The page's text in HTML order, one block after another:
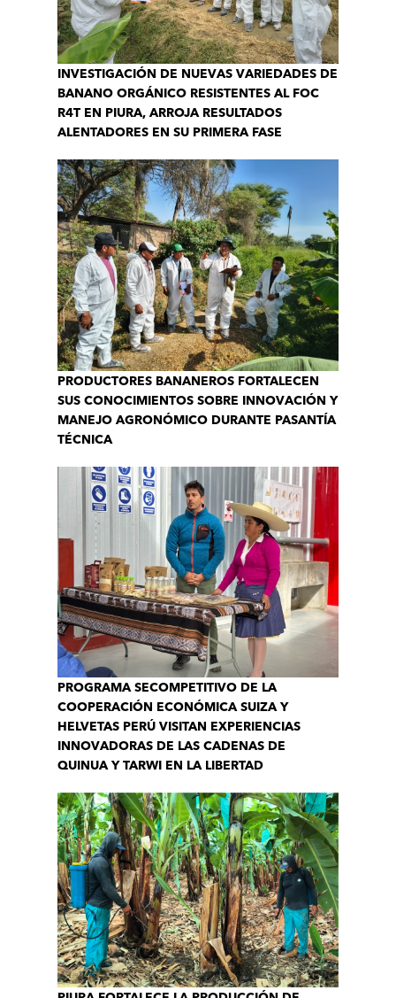
INVESTIGACIÓN DE NUEVAS VARIEDADES DE
BANANO ORGÁNICO RESISTENTES AL FOC
R4T EN PIURA, ARROJA RESULTADOS
ALENTADORES EN SU PRIMERA FASE
PRODUCTORES BANANEROS FORTALECEN
SUS CONOCIMIENTOS SOBRE INNOVACIÓN Y
MANEJO AGRONÓMICO DURANTE PASANTÍA
TÉCNICA
PROGRAMA SECOMPETITIVO DE LA
COOPERACIÓN ECONÓMICA SUIZA Y
HELVETAS PERÚ VISITAN EXPERIENCIAS
INNOVADORAS DE LAS CADENAS DE
QUINUA Y TARWI EN LA LIBERTAD